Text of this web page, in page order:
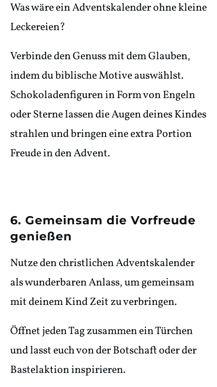
Was wäre ein Adventskalender ohne kleine
Leckereien?
Verbinde den Genuss mit dem Glauben,
indem du biblische Motive auswählst.
Schokoladenfiguren in Form von Engeln
oder Sterne lassen die Augen deines Kindes
strahlen und bringen eine extra Portion
Freude in den Advent.
6. Gemeinsam die Vorfreude
genießen
Nutze den christlichen Adventskalender
als wunderbaren Anlass, um gemeinsam
mit deinem Kind Zeit zu verbringen.
Öffnet jeden Tag zusammen ein Türchen
und lasst euch von der Botschaft oder der
Bastelaktion inspirieren.